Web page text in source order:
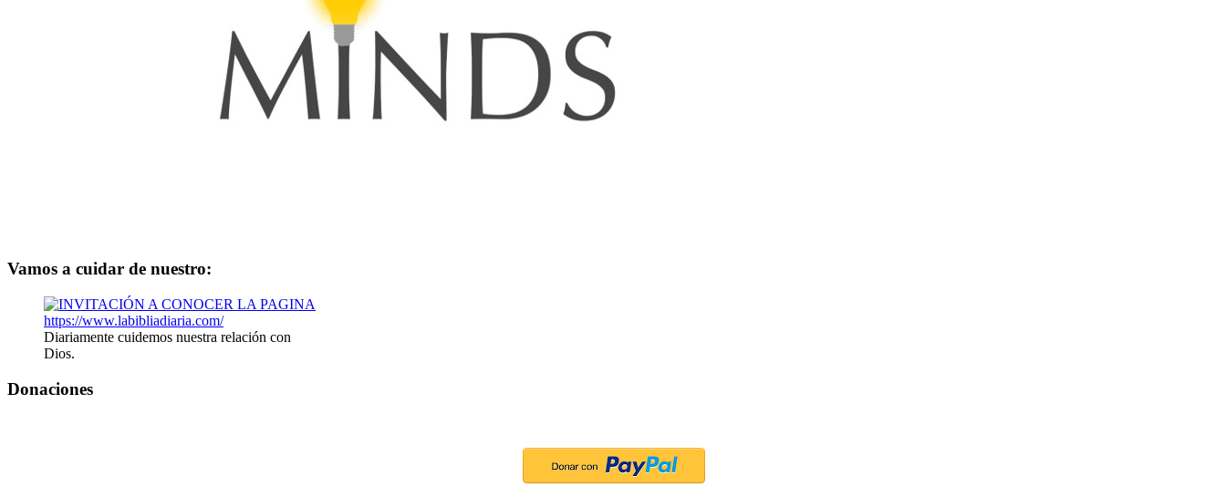
Vamos a cuidar de nuestro:
Diariamente cuidemos nuestra relación con
Dios.
Donaciones